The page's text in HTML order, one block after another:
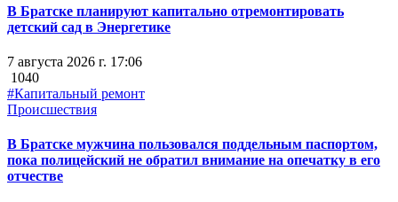
В Братске планируют капитально отремонтировать
детский сад в Энергетике
7 августа 2026 г. 17:06
1040
#Капитальный ремонт
Происшествия
В Братске мужчина пользовался поддельным паспортом,
пока полицейский не обратил внимание на опечатку в его
отчестве